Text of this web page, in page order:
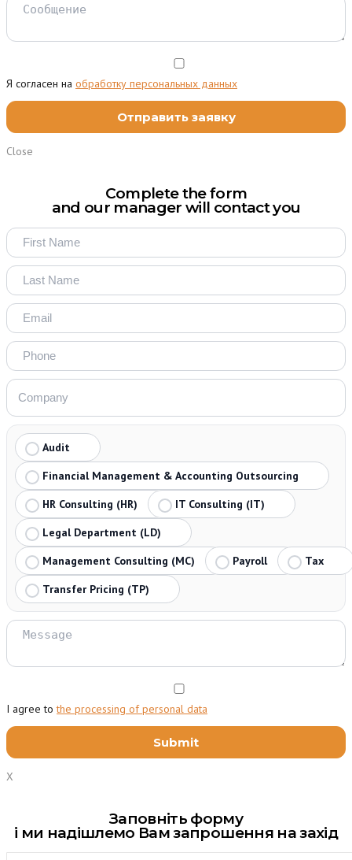
Я согласен на обработку персональных данных
Close
Complete the form
and our manager will contact you
Audit
Financial Management & Accounting Outsourcing
HR Consulting (HR)
IT Consulting (IT)
Legal Department (LD)
Management Consulting (MC)
Payroll
Tax
Transfer Pricing (TP)
I agree tothe processing of personal data
X
Заповніть форму
і ми надішлемо Вам запрошення на захід